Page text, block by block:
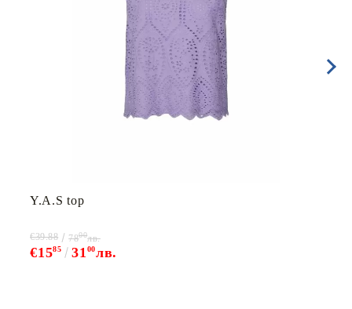
Y.A.S top
€1585 31 00лв.
€39.88 7800лв.